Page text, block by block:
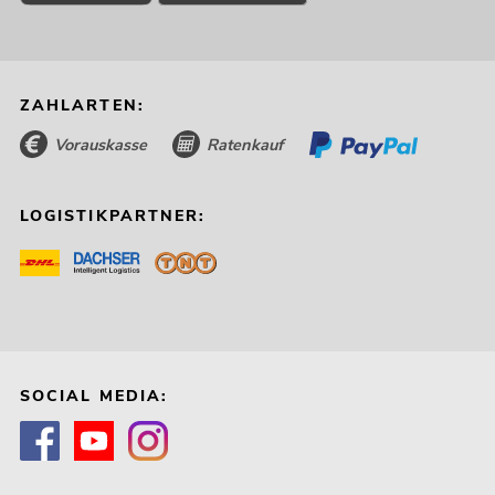
ZAHLARTEN:
Vorauskasse Ratenkauf
LOGISTIKPARTNER:
SOCIAL MEDIA: